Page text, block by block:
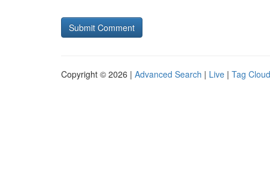
Copyright © 2026 | Advanced Search | Live | Tag Cloud